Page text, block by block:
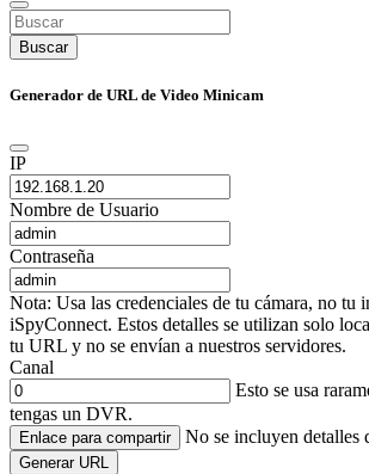
Buscar
Generador de URL de Video Minicam
IP
Nombre de Usuario
Contraseña
Nota: Usa las credenciales de tu cámara, no tu
iSpyConnect. Estos detalles se utilizan solo
tu URL y no se envían a nuestros servidores.
Canal
Esto se usa
tengas un DVR.
Enlace para compartir No se incluyen detalles
Generar URL